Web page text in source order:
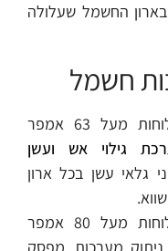
החשמל שעלולה
חשמל
ארונות חשמל המצוידים בלוחות מעל 63 אמפר
גילוי אש ועשן
גלאי עשן בכל ארון
ארונות חשמל המצוידים בלוחות מעל 80 אמפר
מערכות. מפסק